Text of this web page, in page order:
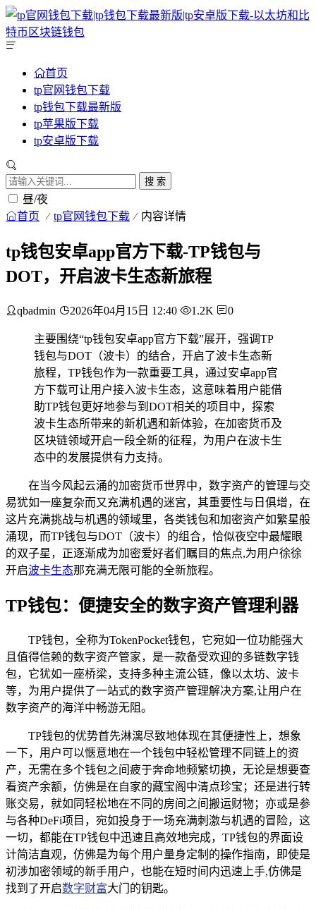
首页
tp官网钱包下载
tp钱包下载最新版
tp苹果版下载
tp安卓版下载
搜 索
昼/夜
首页 tp官网钱包下载 内容详情
tp钱包安卓app官方下载-TP钱包与
DOT，开启波卡生态新旅程
qbadmin 2026年04月15日 12:40 1.2K 0
主要围绕“tp钱包安卓app官方下载”展开，强调TP
钱包与DOT（波卡）的结合，开启了波卡生态新
旅程，TP钱包作为一款重要工具，通过安卓app官
方下载可让用户接入波卡生态，这意味着用户能借
助TP钱包更好地参与到DOT相关的项目中，探索
波卡生态所带来的新机遇和新体验，在加密货币及
区块链领域开启一段全新的征程，为用户在波卡生
态中的发展提供有力支持。
在当今风起云涌的加密货币世界中，数字资产的管理与交
易犹如一座复杂而又充满机遇的迷宫，其重要性与日俱增，在
这片充满挑战与机遇的领域里，各类钱包和加密资产如繁星般
涌现，而TP钱包与DOT（波卡）的组合，恰似夜空中最耀眼
的双子星，正逐渐成为加密爱好者们瞩目的焦点,为用户徐徐
开启波卡生态那充满无限可能的全新旅程。
TP钱包：便捷安全的数字资产管理利器
TP钱包，全称为TokenPocket钱包，它宛如一位功能强大
且值得信赖的数字资产管家，是一款备受欢迎的多链数字钱
包，它犹如一座桥梁，支持多种主流公链，像以太坊、波卡
等，为用户提供了一站式的数字资产管理解决方案,让用户在
数字资产的海洋中畅游无阻。
TP钱包的优势首先淋漓尽致地体现在其便捷性上，想象
一下，用户可以惬意地在一个钱包中轻松管理不同链上的资
产，无需在多个钱包之间疲于奔命地频繁切换，无论是想要查
看资产余额，仿佛是在自家的藏宝阁中清点珍宝；还是进行转
账交易，就如同轻松地在不同的房间之间搬运财物；亦或是参
与各种DeFi项目，宛如投身于一场充满刺激与机遇的冒险，这
一切，都能在TP钱包中迅速且高效地完成，TP钱包的界面设
计简洁直观，仿佛是为每个用户量身定制的操作指南，即使是
初涉加密领域的新手用户，也能在短时间内迅速上手,仿佛是
找到了开启数字财富大门的钥匙。